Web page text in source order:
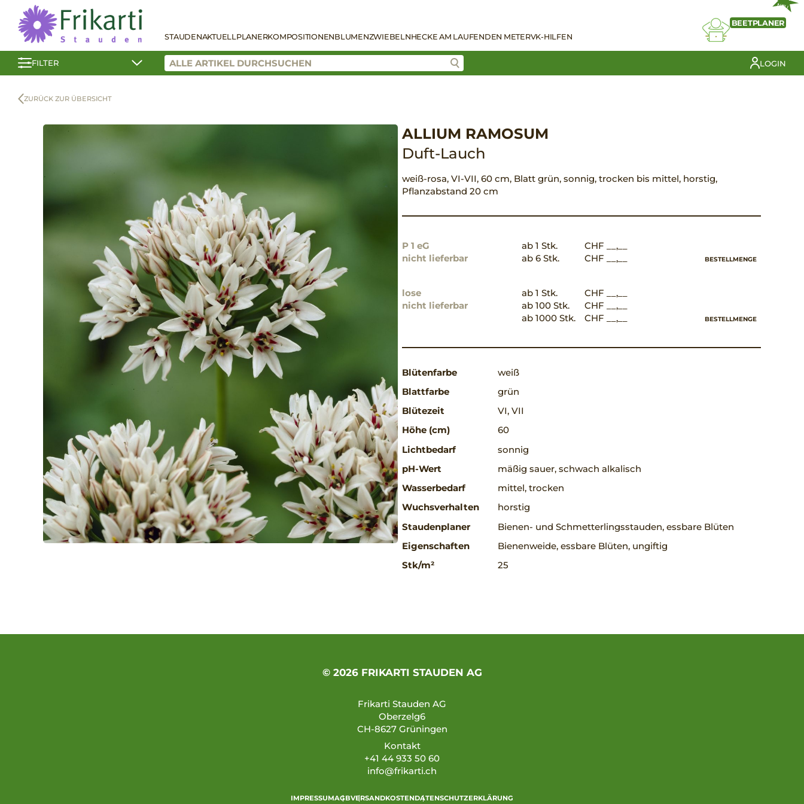
STAUDENAKTUELLPLANERKOMPOSITIONENBLUMENZWIEBELNHECKE AM LAUFENDEN METERVK-HILFEN
NEU
BEETPLANER
FILTER LOGIN
ZURÜCK ZUR ÜBERSICHT
ALLIUM RAMOSUM
Duft-Lauch
weiß-rosa, VI-VII, 60 cm, Blatt grün, sonnig, trocken bis mittel, horstig,
Pflanzabstand 20 cm
P 1 eG
nicht lieferbar
ab 1 Stk.
CHF __,__
ab 6 Stk.
CHF __,__ BESTELLMENGE
lose
nicht lieferbar
ab 1 Stk.
CHF __,__
ab 100 Stk.
CHF __,__
ab 1000 Stk.
CHF __,__ BESTELLMENGE
Blütenfarbe
weiß
Blattfarbe
grün
Blütezeit
VI, VII
Höhe (cm)
60
Lichtbedarf
sonnig
pH-Wert
mäßig sauer, schwach alkalisch
Wasserbedarf
mittel, trocken
Wuchsverhalten
horstig
Staudenplaner
Bienen- und Schmetterlingsstauden, essbare Blüten
Eigenschaften
Bienenweide, essbare Blüten, ungiftig
Stk/m²
25
© 2026 FRIKARTI STAUDEN AG
Frikarti Stauden AG
Oberzelg6
CH-8627 Grüningen
Kontakt
+41 44 933 50 60
info@frikarti.ch
IMPRESSUMAGBVERSANDKOSTENDATENSCHUTZERKLÄRUNG